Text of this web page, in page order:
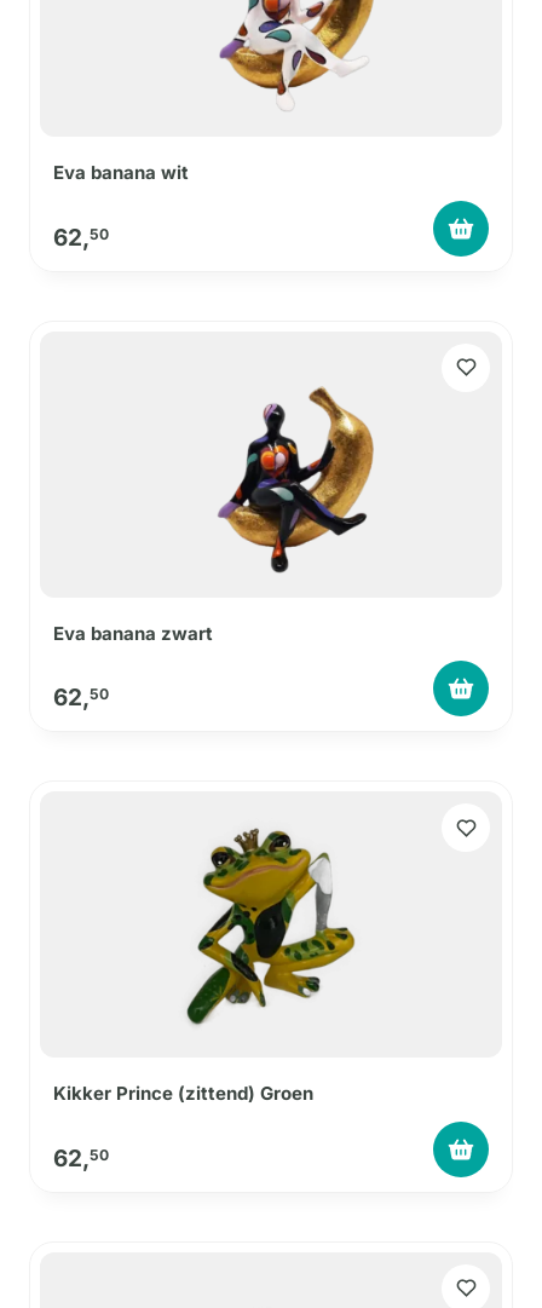
Eva banana wit
62,50
Eva banana zwart
62,50
Kikker Prince (zittend) Groen
62,50